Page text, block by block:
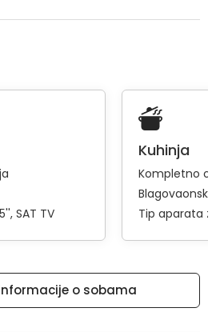
SAT TV
Kuhinja
Kompletno
Tip aparata
o sobama